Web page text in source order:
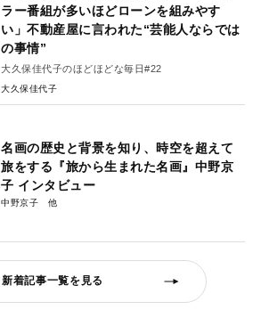
ラー番組が多いほどローンを組みやす
い」不動産屋に言われた“芸能人ならでは
の事情”
大久保佳代子のほどほどな毎日#22
大久保佳代子
名画の歴史と背景を知り、時空を超えて
旅をする『旅から生まれた名画』中野京
子 インタビュー
中野京子
新着記事一覧を見る